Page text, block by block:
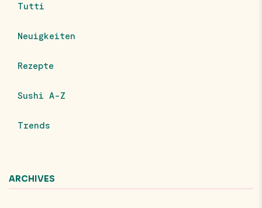
Tutti
Neuigkeiten
Rezepte
Sushi A-Z
Trends
ARCHIVES